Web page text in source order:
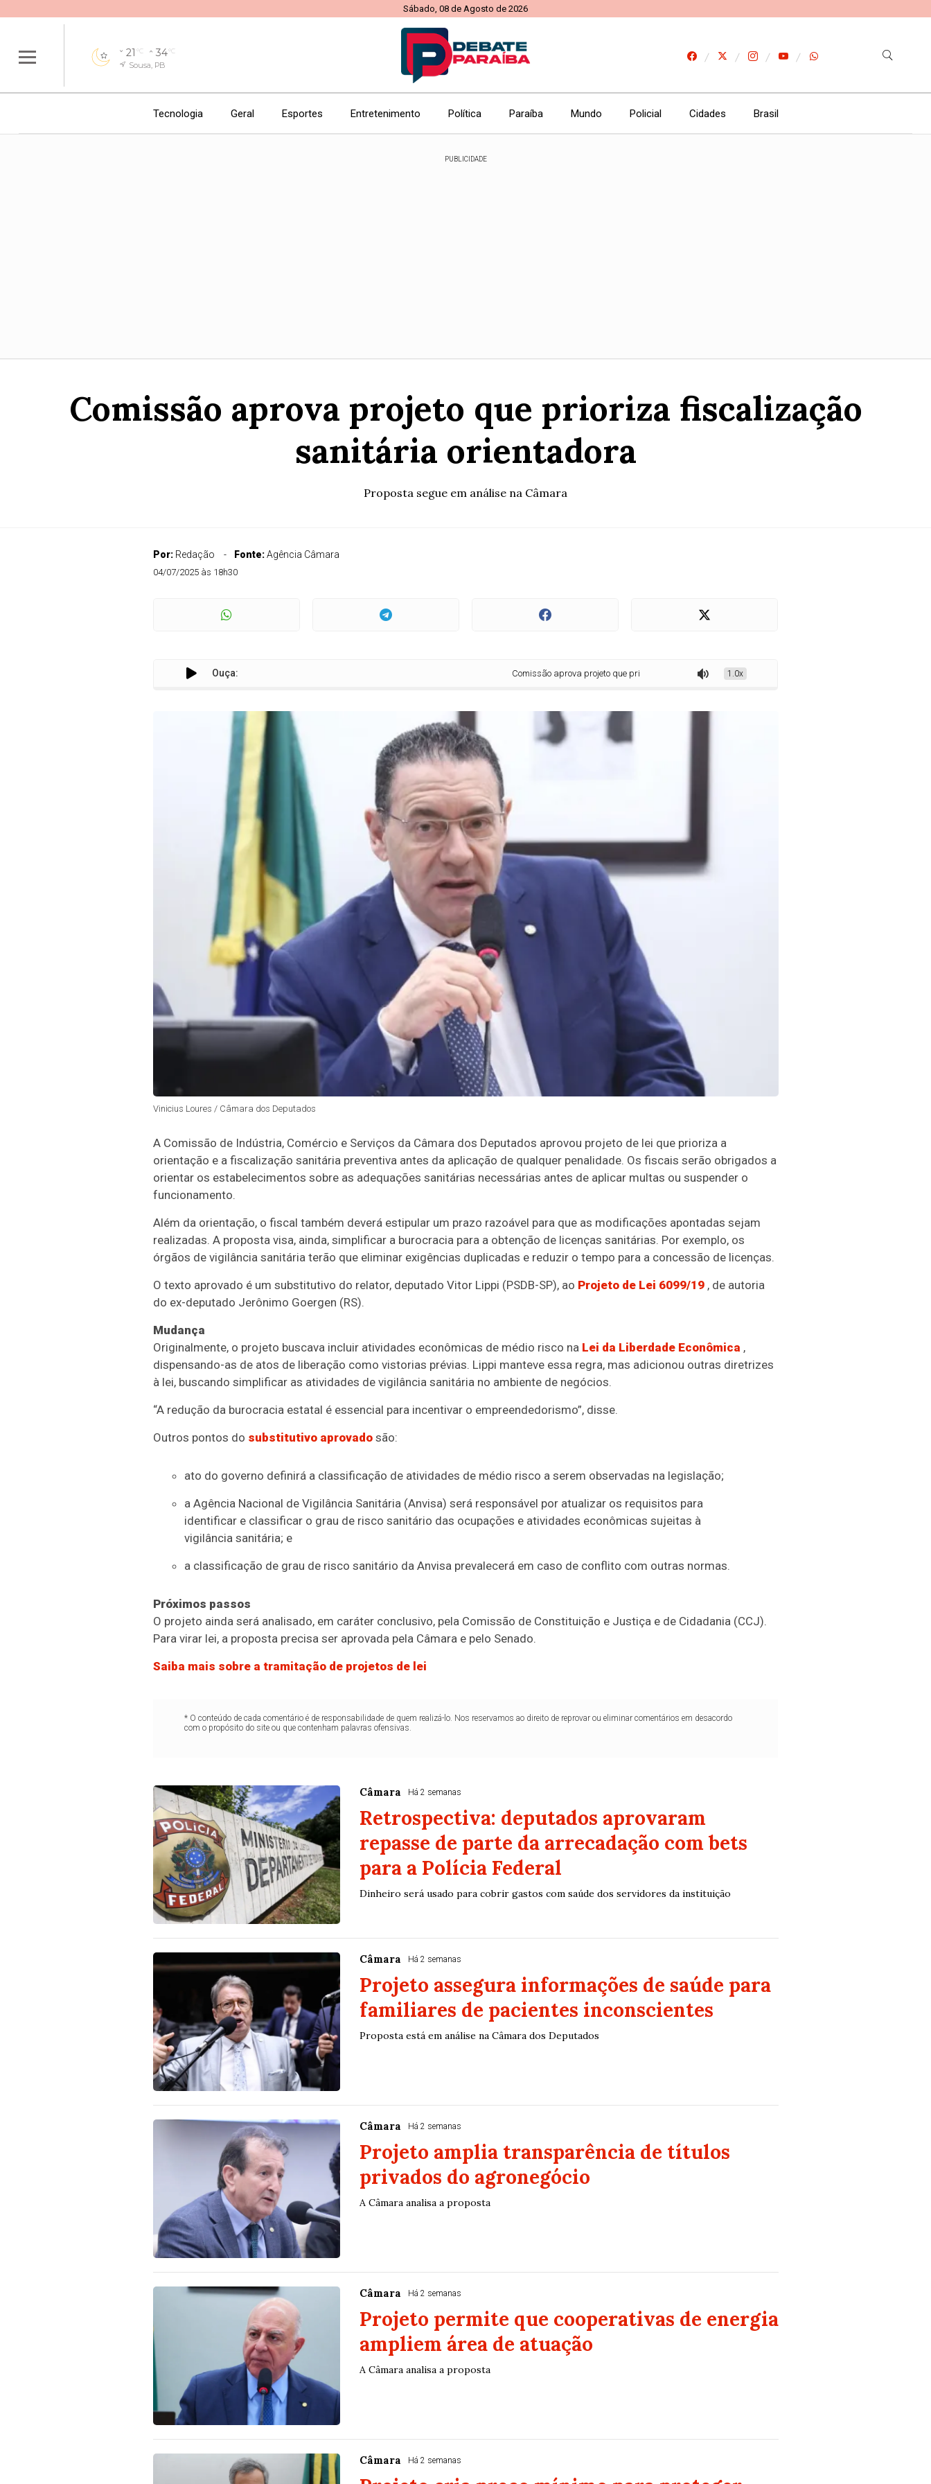
Sábado, 08 de Agosto de 2026
21 °C 34°C
Sousa, PB
Tecnologia Geral Esportes Entretenimento Política Paraíba Mundo Policial Cidades Brasil
PUBLICIDADE
Comissão aprova projeto que prioriza fiscalização
sanitária orientadora
Proposta segue em análise na Câmara
Por: Redação Fonte:Agência Câmara
04/07/2025 às 18h30
Ouça: Comissão aprova projeto que prioriza fiscalização sanitária orientadora
1.0x
Vinicius Loures / Câmara dos Deputados
A Comissão de Indústria, Comércio e Serviços da Câmara dos Deputados aprovou projeto de lei que prioriza a
orientação e a fiscalização sanitária preventiva antes da aplicação de qualquer penalidade. Os fiscais serão obrigados a
orientar os estabelecimentos sobre as adequações sanitárias necessárias antes de aplicar multas ou suspender o
funcionamento.
Além da orientação, o fiscal também deverá estipular um prazo razoável para que as modificações apontadas sejam
realizadas. A proposta visa, ainda, simplificar a burocracia para a obtenção de licenças sanitárias. Por exemplo, os
órgãos de vigilância sanitária terão que eliminar exigências duplicadas e reduzir o tempo para a concessão de licenças.
O texto aprovado é um substitutivo do relator, deputado Vitor Lippi (PSDB-SP), ao Projeto de Lei 6099/19, de autoria
do ex-deputado Jerônimo Goergen (RS).
Mudança
Originalmente, o projeto buscava incluir atividades econômicas de médio risco na Lei da Liberdade Econômica ,
dispensando-as de atos de liberação como vistorias prévias. Lippi manteve essa regra, mas adicionou outras diretrizes
à lei, buscando simplificar as atividades de vigilância sanitária no ambiente de negócios.
“A redução da burocracia estatal é essencial para incentivar o empreendedorismo”, disse.
Outros pontos do substitutivo aprovadosão:
ato do governo definirá a classificação de atividades de médio risco a serem observadas na legislação;
a Agência Nacional de Vigilância Sanitária (Anvisa) será responsável por atualizar os requisitos para
identificar e classificar o grau de risco sanitário das ocupações e atividades econômicas sujeitas à
vigilância sanitária; e
a classificação de grau de risco sanitário da Anvisa prevalecerá em caso de conflito com outras normas.
Próximos passos
O projeto ainda será analisado, em caráter conclusivo, pela Comissão de Constituição e Justiça e de Cidadania (CCJ).
Para virar lei, a proposta precisa ser aprovada pela Câmara e pelo Senado.
Saiba mais sobre a tramitação de projetos de lei
* O conteúdo de cada comentário é de responsabilidade de quem realizá-lo. Nos reservamos ao direito de reprovar ou eliminar comentários em desacordo
com o propósito do site ou que contenham palavras ofensivas.
Câmara Há 2 semanas
Retrospectiva: deputados aprovaram
repasse de parte da arrecadação com bets
para a Polícia Federal
Dinheiro será usado para cobrir gastos com saúde dos servidores da instituição
Câmara Há 2 semanas
Projeto assegura informações de saúde para
familiares de pacientes inconscientes
Proposta está em análise na Câmara dos Deputados
Câmara Há 2 semanas
Projeto amplia transparência de títulos
privados do agronegócio
A Câmara analisa a proposta
Câmara Há 2 semanas
Projeto permite que cooperativas de energia
ampliem área de atuação
A Câmara analisa a proposta
Câmara Há 2 semanas